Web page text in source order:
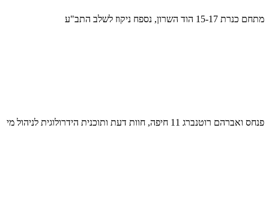
מתחם כנרת 15-17 הוד השרון, נספח ניקוז לשלב התב"ע
פנחס ואברהם רוטנברג 11 חיפה, חוות דעת ותוכנית הידרולוגית לניהול מי